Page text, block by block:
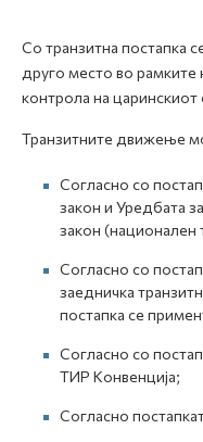
Бизнис заедница
Е-Царина
Медиа центар
Контакт
Со транзитна
друго место во рамките
контрола на царинскиот
Транзитните движење
Согласно со
закон и Уредбата
закон (национален
Согласно со
заедничка
постапка се
Согласно со
ТИР Конвенција;
Согласно